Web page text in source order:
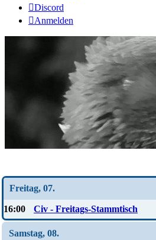
Discord
Anmelden
Freitag, 07.
16:00 Civ - Freitags-Stammtisch
Samstag, 08.